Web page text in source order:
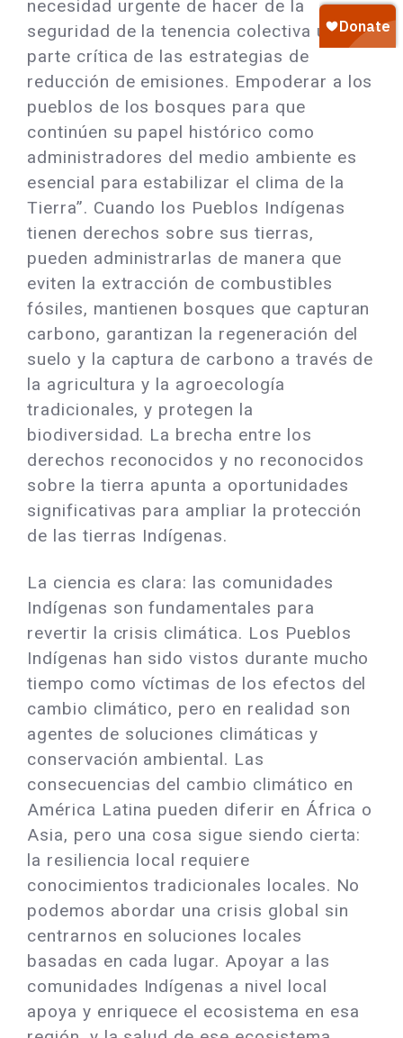
necesidad urgente de hacer de la
seguridad de la tenencia colectiva una
parte crítica de las estrategias de
reducción de emisiones. Empoderar a los
pueblos de los bosques para que
continúen su papel histórico como
administradores del medio ambiente es
esencial para estabilizar el clima de la
Tierra”. Cuando los Pueblos Indígenas
tienen derechos sobre sus tierras,
pueden administrarlas de manera que
eviten la extracción de combustibles
fósiles, mantienen bosques que capturan
carbono, garantizan la regeneración del
suelo y la captura de carbono a través de
la agricultura y la agroecología
tradicionales, y protegen la
biodiversidad. La brecha entre los
derechos reconocidos y no reconocidos
sobre la tierra apunta a oportunidades
significativas para ampliar la protección
de las tierras Indígenas.
La ciencia es clara: las comunidades
Indígenas son fundamentales para
revertir la crisis climática. Los Pueblos
Indígenas han sido vistos durante mucho
tiempo como víctimas de los efectos del
cambio climático, pero en realidad son
agentes de soluciones climáticas y
conservación ambiental. Las
consecuencias del cambio climático en
América Latina pueden diferir en África o
Asia, pero una cosa sigue siendo cierta:
la resiliencia local requiere
conocimientos tradicionales locales. No
podemos abordar una crisis global sin
centrarnos en soluciones locales
basadas en cada lugar. Apoyar a las
comunidades Indígenas a nivel local
apoya y enriquece el ecosistema en esa